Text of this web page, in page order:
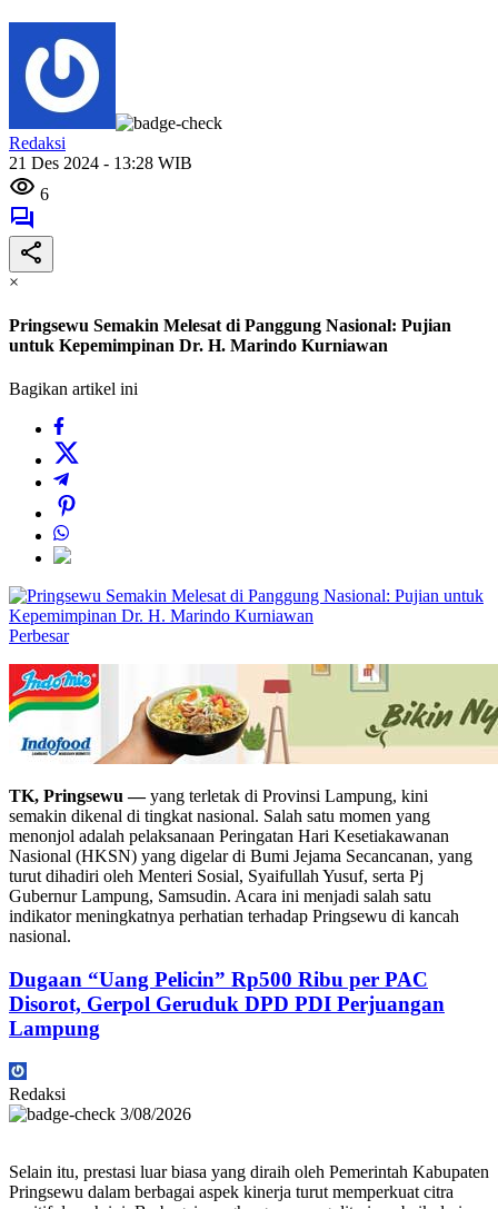
Redaksi
21 Des 2024 - 13:28 WIB
6
×
Pringsewu Semakin Melesat di Panggung Nasional: Pujian
untuk Kepemimpinan Dr. H. Marindo Kurniawan
Bagikan artikel ini
Perbesar
TK, Pringsewu —yang terletak di Provinsi Lampung, kini
semakin dikenal di tingkat nasional. Salah satu momen yang
menonjol adalah pelaksanaan Peringatan Hari Kesetiakawanan
Nasional (HKSN) yang digelar di Bumi Jejama Secancanan, yang
turut dihadiri oleh Menteri Sosial, Syaifullah Yusuf, serta Pj
Gubernur Lampung, Samsudin. Acara ini menjadi salah satu
indikator meningkatnya perhatian terhadap Pringsewu di kancah
nasional.
Dugaan “Uang Pelicin” Rp500 Ribu per PAC
Disorot, Gerpol Geruduk DPD PDI Perjuangan
Lampung
Redaksi
3/08/2026
Selain itu, prestasi luar biasa yang diraih oleh Pemerintah Kabupaten
Pringsewu dalam berbagai aspek kinerja turut memperkuat citra